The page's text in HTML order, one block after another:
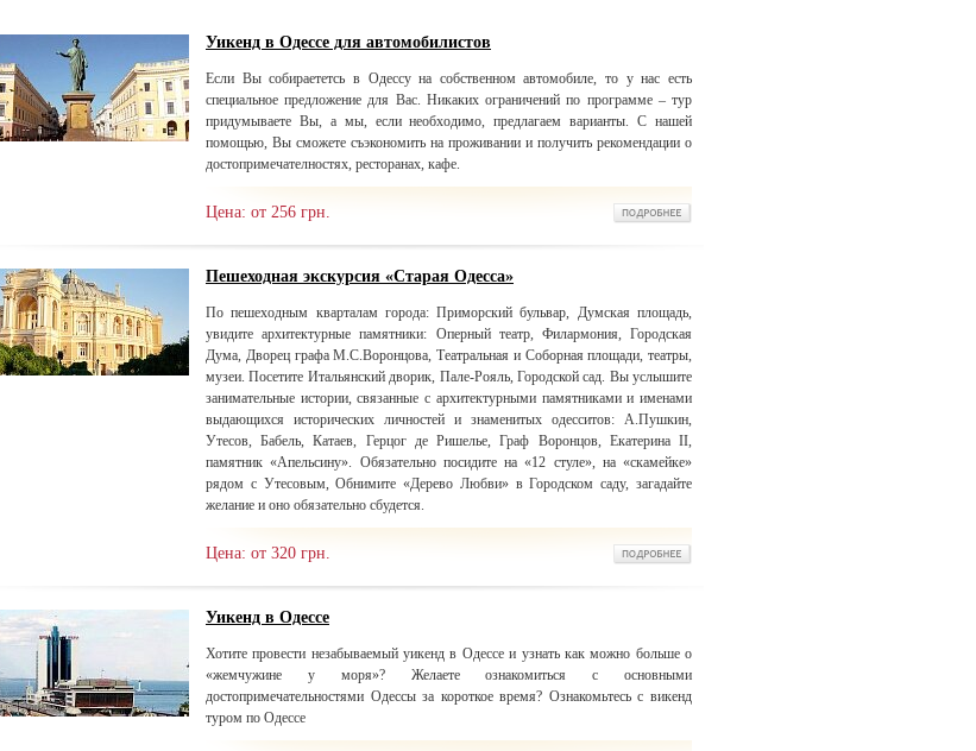
Уикенд в Одессе для автомобилистов
Если Вы собираететсь в Одессу на собственном автомобиле, то у нас есть
специальное предложение для Вас. Никаких ограничений по программе – тур
придумываете Вы, а мы, если необходимо, предлагаем варианты. С нашей
помощью, Вы сможете съэкономить на проживании и получить рекомендации о
достопримечателностях, ресторанах, кафе.
Цена: от 256 грн.
Пешеходная экскурсия «Старая Одесса»
По пешеходным кварталам города: Приморский бульвар, Думская площадь,
увидите архитектурные памятники: Оперный театр, Филармония, Городская
Дума, Дворец графа М.С.Воронцова, Театральная и Соборная площади, театры,
музеи. Посетите Итальянский дворик, Пале-Рояль, Городской сад. Вы услышите
занимательные истории, связанные с архитектурными памятниками и именами
выдающихся исторических личностей и знаменитых одесситов: А.Пушкин,
Утесов, Бабель, Катаев, Герцог де Ришелье, Граф Воронцов, Екатерина II,
памятник «Апельсину». Обязательно посидите на «12 стуле», на «скамейке»
рядом с Утесовым, Обнимите «Дерево Любви» в Городском саду, загадайте
желание и оно обязательно сбудется.
Цена: от 320 грн.
Уикенд в Одессе
Хотите провести незабываемый уикенд в Одессе и узнать как можно больше о
«жемчужине у моря»? Желаете ознакомиться с основными
достопримечательностями Одессы за короткое время? Ознакомьтесь с викенд
туром по Одессе